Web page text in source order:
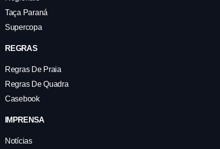
Taça Paraná
Supercopa
REGRAS
Regras De Praia
Regras De Quadra
Casebook
IMPRENSA
Notícias